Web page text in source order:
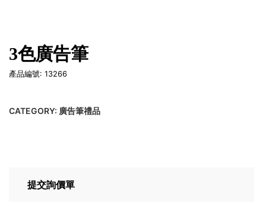
3色廣告筆
產品編號: 13266
CATEGORY: 廣告筆禮品
提交詢價單